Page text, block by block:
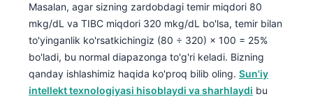
Masalan, agar sizning zardobdagi temir miqdori 80
mkg/dL va TIBC miqdori 320 mkg/dL bo'lsa, temir bilan
to'yinganlik ko'rsatkichingiz (80 ÷ 320) × 100 = 25%
bo'ladi, bu normal diapazonga to'g'ri keladi. Bizning
qanday ishlashimiz haqida ko'proq bilib oling. Sun'iy
intellekt texnologiyasi hisoblaydi va sharhlaydi bu